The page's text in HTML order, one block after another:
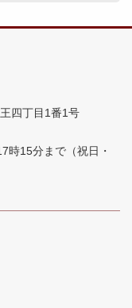
四丁目1番1号
時15分まで （祝日・